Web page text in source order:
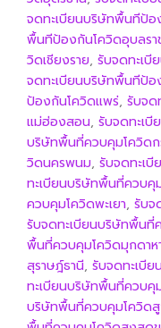
จดทะเบียนบริษัทพื้นทีป้อ
พื้นทีป้องกันโควิดอุบลรา
วิดเชียงราย, รับจดทะเบี
จดทะเบียนบริษัทพื้นทีป้อ
ป้องกันโควิดแพร่, รับจด
แม่ฮ่องสอน, รับจดทะเ
บริษัทพื้นที่ควบคุมโควิดก
วิดนครพนม, รับจดทะเ
ทะเบียนบริษัทพื้นที่ควบคุ
ควบคุมโควิดพะเยา, รับจ
รับจดทะเบียนบริษัทพื้นที่
พื้นที่ควบคุมโควิดมุกดาห
สุราษฎ์ธานี, รับจดทะเบี
ทะเบียนบริษัทพื้นที่ควบ
บริษัทพื้นที่ควบคุมโควิด